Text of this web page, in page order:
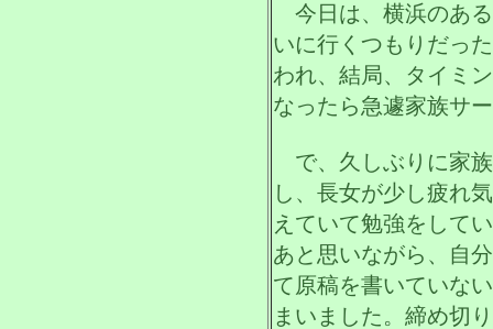
今日は、横浜のあ
いに行くつもりだっ
われ、結局、タイミ
なったら急遽家族サ
で、久しぶりに家
し、長女が少し疲れ
えていて勉強をして
あと思いながら、自
て原稿を書いていな
まいました。締め切